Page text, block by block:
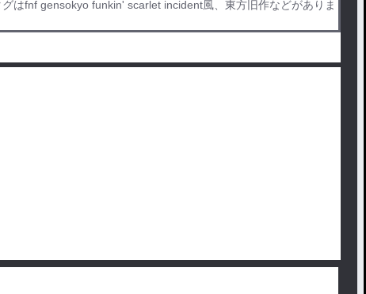
はfnf gensokyo funkin' scarlet incident風、東方旧作などがありま